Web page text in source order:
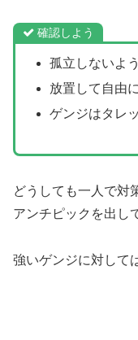
確認しよう
孤立しないよ
放置して自由
ゲンジはタレ
どうしても一人で対
アンチピックを出し
強いゲンジに対して